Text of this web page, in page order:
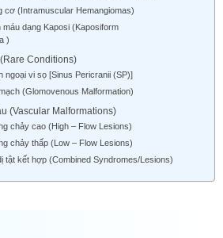
cơ (Intramuscular Hemangiomas)
dạng Kaposi (Kaposiform
)
Conditions)
ngoại vi sọ [Sinus Pericranii (SP)]
(Glomovenous Malformation)
(Vascular Malformations)
chảy cao (High – Flow Lesions)
chảy thấp (Low – Flow Lesions)
tật kết hợp (Combined Syndromes/Lesions)